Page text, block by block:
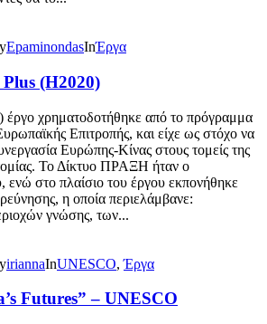
EpaminondasInΈργα
(H2020)
έργο χρηματοδοτήθηκε από το πρόγραμμα
Επιτροπής, και είχε ως στόχο να
Ευρώπης-Κίνας στους τομείς της
Το Δίκτυο ΠΡΑΞΗ ήταν ο
ενώ στο πλαίσιο του έργου εκπονήθηκε
η οποία περιελάμβανε:
γνώσης, των...
iriannaInUNESCO, Έργα
Futures” – UNESCO